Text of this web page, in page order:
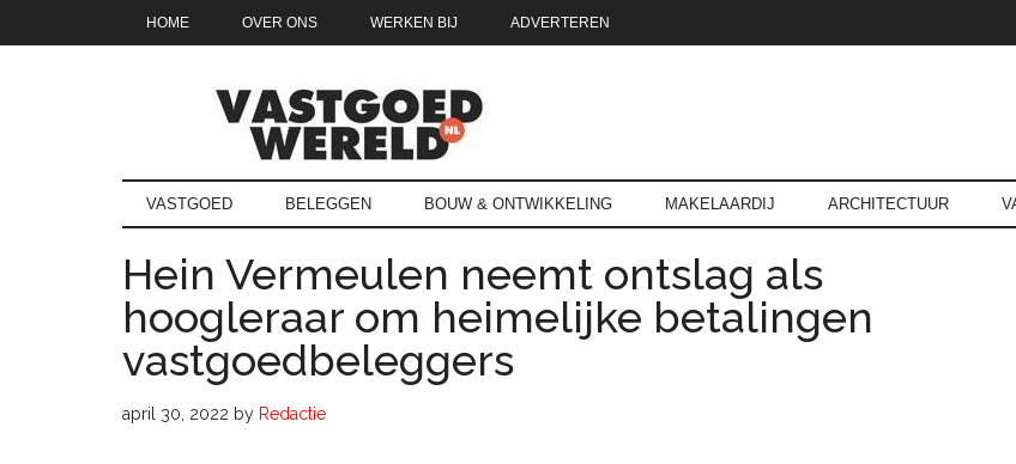
HOME OVER ONS WERKEN BIJ ADVERTEREN
Vastgoedwereld.nl
vastgoedwereld.nl
VASTGOED BELEGGEN BOUW & ONTWIKKELING MAKELAARDIJ ARCHITECTUUR
Hein Vermeulen neemt ontslag als
hoogleraar om heimelijke betalingen
vastgoedbeleggers
april 30, 2022 by Redactie